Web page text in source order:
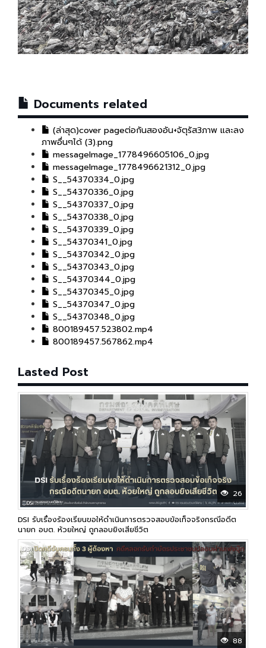
Documents related
(ล่าสุด)cover pageต่อกันสองอัน+จัตุรัส3ภาพ และลง
ภาพอื่นๆได้ (3).png
messageImage_1778496605106_0.jpg
messageImage_1778496621312_0.jpg
S__54370334_0.jpg
S__54370336_0.jpg
S__54370337_0.jpg
S__54370338_0.jpg
S__54370339_0.jpg
S__54370341_0.jpg
S__54370342_0.jpg
S__54370343_0.jpg
S__54370344_0.jpg
S__54370345_0.jpg
S__54370347_0.jpg
S__54370348_0.jpg
800189457.523802.mp4
800189457.567862.mp4
Lasted Post
26
DSI รับเรื่องร้องเรียนขอให้ดำเนินการตรวจสอบข้อเท็จจริงกรณีอดีต
นายก อบต. ห้วยใหญ่ ถูกลอบยิงเสียชีวิต
88